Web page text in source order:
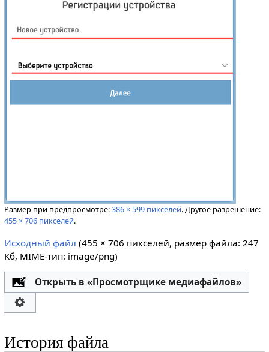
Размер при предпросмотре:386 × 599 пикселей.Другое разрешение:
455 × 706 пикселей.
Исходный файл (455 × 706 пикселей, размер файла: 247
Кб, MIME-тип: image/png)
Открыть в «Просмотрщике медиафайлов»
История файла